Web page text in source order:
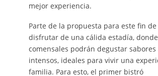
mejor experiencia.
Parte de la propuesta para este fin de
disfrutar de una cálida estadía,
comensales podrán degustar sabores
intensos, ideales para vivir una
familia. Para esto, el primer bistró